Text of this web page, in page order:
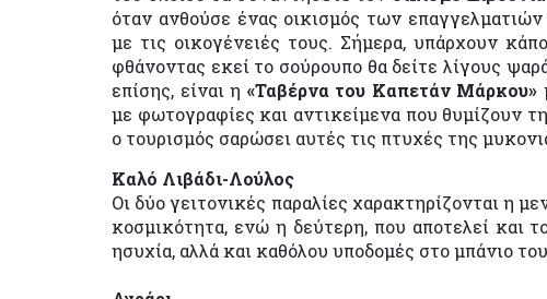
όταν ανθούσε ένας οικισμός των
με τις οικογένειές τους. Σήμερα, υπάρχουν
φθάνοντας εκεί το σούρουπο θα δείτε λίγους
επίσης, είναι η «Ταβέρνα του Καπετάν Μάρκου»
με φωτογραφίες και αντικείμενα που θυμίζουν
ο τουρισμός σαρώσει αυτές τις πτυχές της
Καλό Λιβάδι-Λούλος
Οι δύο γειτονικές παραλίες χαρακτηρίζονται η
κοσμικότητα, ενώ η δεύτερη, που αποτελεί και
ησυχία, αλλά και καθόλου υποδομές στο μπάνιο